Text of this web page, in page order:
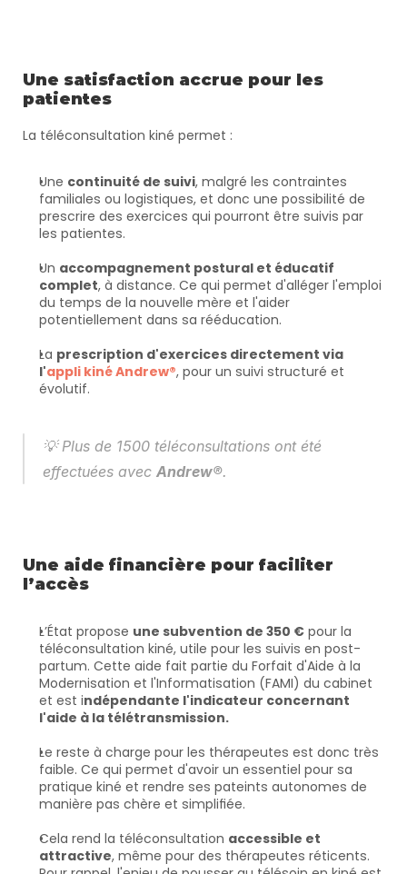
Une satisfaction accrue pour les
patientes
La téléconsultation kiné permet :
Une continuité de suivi, malgré les contraintes
familiales ou logistiques, et donc une possibilité de
prescrire des exercices qui pourront être suivis par
les patientes.
Un accompagnement postural et éducatif
complet, à distance. Ce qui permet d'alléger l'emploi
du temps de la nouvelle mère et l'aider
potentiellement dans sa rééducation.
La prescription d'exercices directement via
l'appli kiné Andrew®, pour un suivi structuré et
évolutif.
💡 Plus de 1500 téléconsultations ont été
effectuées avec Andrew®.
Une aide financière pour faciliter
l’accès
L’État propose une subvention de 350 € pour la
téléconsultation kiné, utile pour les suivis en post-
partum. Cette aide fait partie du Forfait d'Aide à la
Modernisation et l'Informatisation (FAMI) du cabinet
et est indépendante l'indicateur concernant
l'aide à la télétransmission.
Le reste à charge pour les thérapeutes est donc très
faible. Ce qui permet d'avoir un essentiel pour sa
pratique kiné et rendre ses pateints autonomes de
manière pas chère et simplifiée.
Cela rend la téléconsultation accessible et
attractive, même pour des thérapeutes réticents.